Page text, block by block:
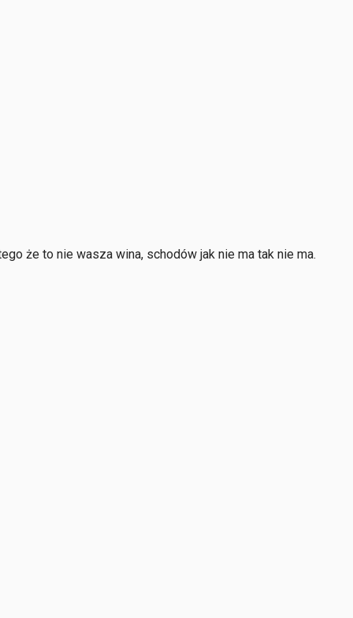
że to nie wasza wina, schodów jak nie ma tak nie ma.